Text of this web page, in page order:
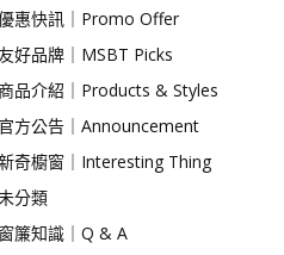
惠快訊｜Promo Offer
好品牌｜MSBT Picks
品介紹｜Products & Styles
方公告｜Announcement
奇櫥窗｜Interesting Thing
分類
簾知識｜Q & A